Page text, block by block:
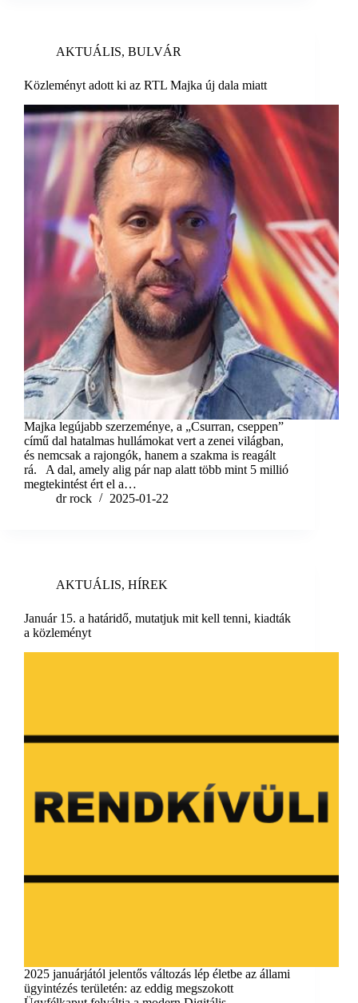
AKTUÁLIS, BULVÁR
Közleményt adott ki az RTL Majka új dala miatt
Majka legújabb szerzeménye, a „Csurran, cseppen”
című dal hatalmas hullámokat vert a zenei világban,
és nemcsak a rajongók, hanem a szakma is reagált
rá. A dal, amely alig pár nap alatt több mint 5 millió
megtekintést ért el a…
dr rock
2025-01-22
AKTUÁLIS, HÍREK
Január 15. a határidő, mutatjuk mit kell tenni, kiadták
a közleményt
2025 januárjától jelentős változás lép életbe az állami
ügyintézés területén: az eddig megszokott